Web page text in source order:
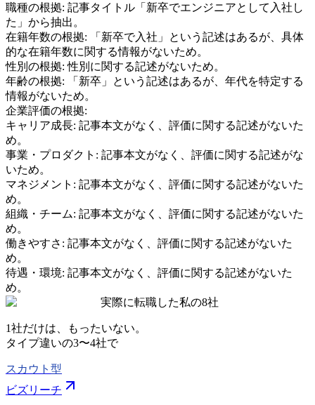
職種の根拠: 記事タイトル「新卒でエンジニアとして入社し
た」から抽出。
在籍年数の根拠:
「新卒で入社」という記述はあるが、具体
的な在籍年数に関する情報がないため。
性別の根拠:性別に関する記述がないため。
年齢の根拠:
「新卒」という記述はあるが、年代を特定する
情報がないため。
企業評価の根拠:
キャリア成長: 記事本文がなく、評価に関する記述がないた
め。
事業・プロダクト : 記事本文がなく、評価に関する記述がな
いため。
マネジメント : 記事本文がなく、評価に関する記述がないた
め。
組織・チーム: 記事本文がなく、評価に関する記述がないた
め。
働きやすさ : 記事本文がなく、評価に関する記述がないた
め。
待遇・環境: 記事本文がなく、評価に関する記述がないた
め。
実際に転職した私の8社
1社だけは、もったいない。
タイプ違いの3〜4社で
スカウト型
ビズリーチ